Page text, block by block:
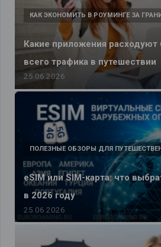
Какие приложения расходуют
всего трафика в путешествии
КАК ЭКОНОМИТЬ В РОУМИНГЕ ЗА
25.06.2026
eSIM или SIM-карта: что
в 2026 году
ПОЛЕЗНЫЕ ОБЗОРЫ ДЛЯ
25.06.2026